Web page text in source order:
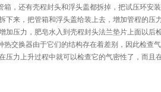
，还有壳程封头和浮头盖都拆掉，把试压环安
下来，把管箱和浮头盖给装上去，增加管程的压
加压力，肥皂水入到壳程封头法兰垫片上面以后
交换器由于它们的结构存在着差别，因此检查
压力上升过程中就可以检查它的气密性了，而且